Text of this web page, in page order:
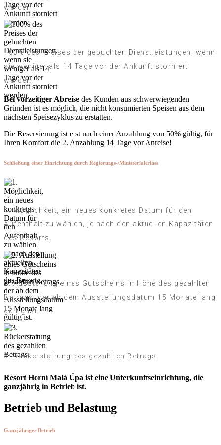
werden.
100% des Preises der gebuchten Dienstleistungen, wenn
sie weniger als 14 Tage vor der Ankunft storniert
werden.
Bei vorzeitiger Abreise des Kunden aus schwerwiegenden
Gründen ist es möglich, die nicht konsumierten Speisen aus dem
nächsten Speisezyklus zu erstatten.
Die Reservierung ist erst nach einer Anzahlung von 50% gültig, für
Ihren Komfort die 2. Anzahlung 14 Tage vor Anreise!
Schließung einer Einrichtung durch Regierungs-/Ministerialerlass
1. Möglichkeit, ein neues konkretes Datum für den
Aufenthalt zu wählen, je nach den aktuellen Kapazitäten
des Resorts.
2. Ausstellung eines Gutscheins in Höhe des gezahlten
Betrags, der ab dem Ausstellungsdatum 15 Monate lang
gültig ist.
3. Rückerstattung des gezahlten Betrags.
Resort Horní Malá Úpa ist eine Unterkunftseinrichtung, die
ganzjährig in Betrieb ist.
Betrieb und Belastung
Ganzjähriger Betrieb